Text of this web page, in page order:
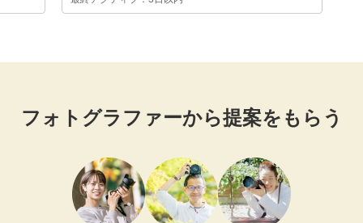
フォトグラファーから提案をもらう